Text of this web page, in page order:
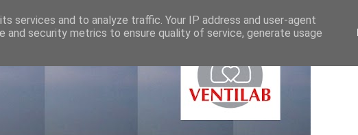
services and to analyze traffic. Your IP address and user-agent
and security metrics to ensure quality of service, generate usage